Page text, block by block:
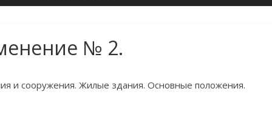
№ 2.
и сооружения. Жилые здания. Основные положения.